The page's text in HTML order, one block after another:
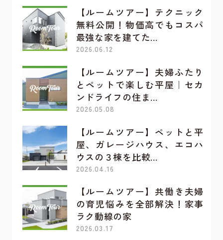
【ルームツアー】テクニック
無料公開！物価高でもコスパ
最強な家を建てた…
2026.06.12
【ルームツアー】夫婦ふたり
とペットで楽しむ平屋｜セカ
ンドライフの住ま…
2026.05.08
【ルームツアー】ペットと平
屋、ガレージハウス、エコハ
ウスの３棟を比較…
2026.04.16
【ルームツアー】共働き夫婦
の育児悩みを全部解決！家事
ラク動線の家
2026.03.17